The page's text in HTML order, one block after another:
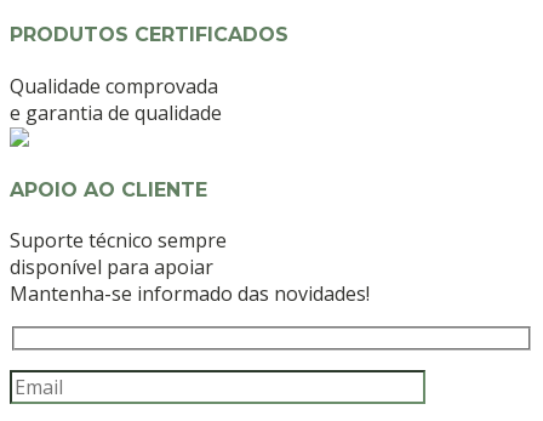
PRODUTOS CERTIFICADOS
Qualidade comprovada
e garantia de qualidade
APOIO AO CLIENTE
Suporte técnico sempre
disponível para apoiar
Mantenha-se informado das novidades!